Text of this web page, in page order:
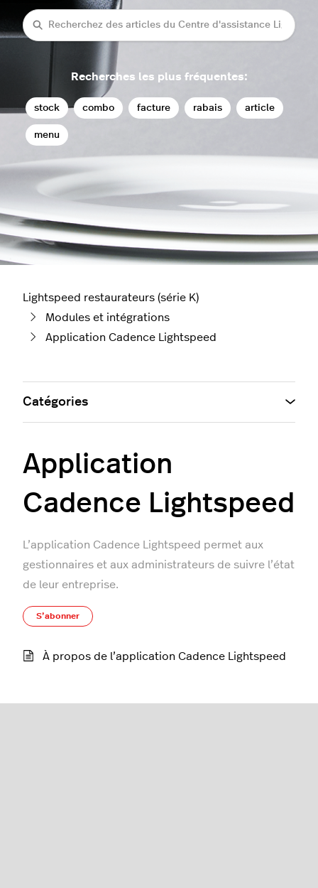
rechercher
Recherches les plus fréquentes:
stock combo facture rabais article
menu
Lightspeed restaurateurs (série K)
Modules et intégrations
Application Cadence Lightspeed
Application
Cadence Lightspeed
L’application Cadence Lightspeed permet aux
gestionnaires et aux administrateurs de suivre l’état
de leur entreprise.
S’abonner
À propos de l’application Cadence Lightspeed
Catégories